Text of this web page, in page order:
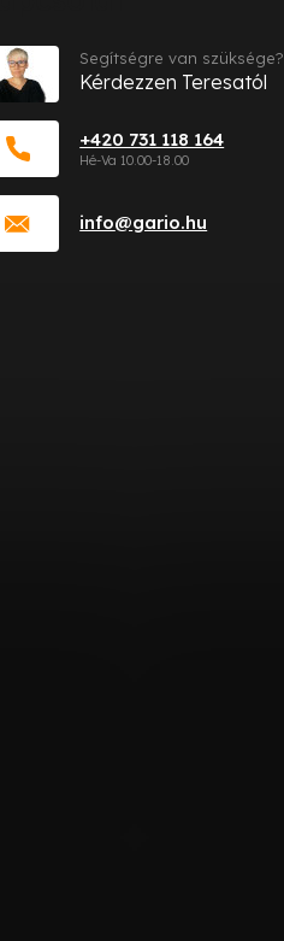
info@gario.hu
+420 731 118 164
Segítségre van szüksége?
Kérdezzen Teresatól